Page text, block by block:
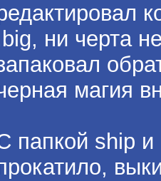
ни черта
магия
папкой ship и